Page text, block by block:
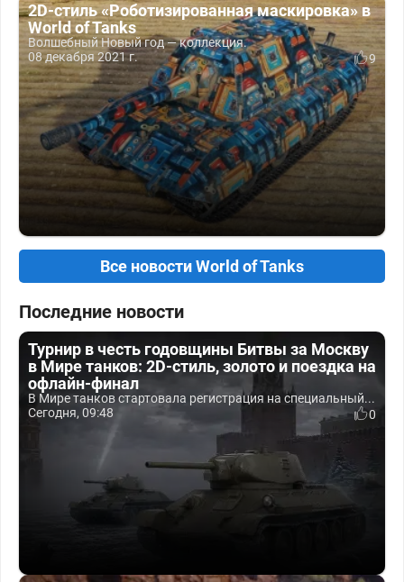
2D-стиль «Роботизированная маскировка» в
World of Tanks
Волшебный Новый год — коллекция.
08 декабря 2021 г.
9
Все новости World of Tanks
Последние новости
Турнир в честь годовщины Битвы за Москву
в Мире танков: 2D-стиль, золото и поездка на
офлайн-финал
В Мире танков стартовала регистрация на специальный...
Сегодня, 09:48
0